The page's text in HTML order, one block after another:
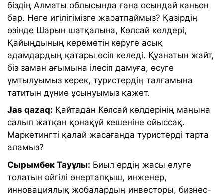
біздің Алматы облысында ғана осындай каньон
бар. Неге игілігімізге жаратпаймыз? Қазірдің
өзінде Шарын шатқалына, Көлсай көлдері,
Қайыңдының кереметін көруге асық
адамдардың қатары өсіп келеді. Қуанатын жайт,
біз заман ағымына ілесіп дамуға, өсуге
ұмтылуымыз керек, туристердің талғамына
татитын дүние ұсынуымыз қажет.
Jas qazaq: Қайтадан Көлсай көлдерінің маңына
салып жатқан қонақүй кешеніне ойыссақ.
Маркетингті қалай жасағанда туристерді тарта
аламыз?
Сырымбек Тауұлы: Биыл ердің жасы елуге
толатын әйгілі өнертапқыш, инженер,
инновациялық жобалардың инвесторы, бизнес-